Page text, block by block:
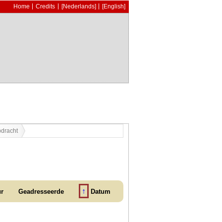
Home Credits [Nederlands] [English]
Geadresseerde ↑ Datum